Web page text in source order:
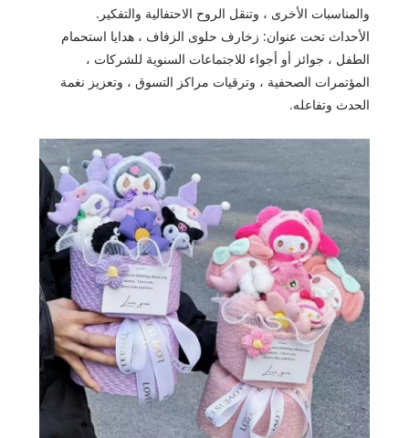
والمناسبات الأخرى ، وتنقل الروح الاحتفالية والتفكير.
الأحداث تحت عنوان: زخارف حلوى الزفاف ، هدايا استحمام
الطفل ، جوائز أو أجواء للاجتماعات السنوية للشركات ،
المؤتمرات الصحفية ، وترقيات مراكز التسوق ، وتعزيز نغمة
الحدث وتفاعله.